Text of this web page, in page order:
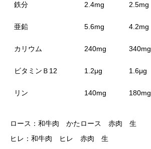
鉄分 2.4mg 2.5mg
亜鉛 5.6mg 4.2mg
カリウム 240mg 340mg
ビタミンＢ12 1.2μg 1.6μg
リン 140mg 180mg
ロース：和牛肉 かたロース 赤肉 生
ヒレ：和牛肉 ヒレ 赤肉 生